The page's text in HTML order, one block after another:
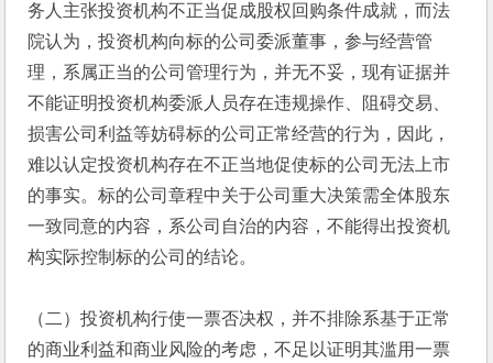
务人主张投资机构不正当促成股权回购条件成就，而法
院认为，投资机构向标的公司委派董事，参与经营管
理，系属正当的公司管理行为，并无不妥，现有证据并
不能证明投资机构委派人员存在违规操作、阻碍交易、
损害公司利益等妨碍标的公司正常经营的行为，因此，
难以认定投资机构存在不正当地促使标的公司无法上市
的事实。标的公司章程中关于公司重大决策需全体股东
一致同意的内容，系公司自治的内容，不能得出投资机
构实际控制标的公司的结论。
（二）投资机构行使一票否决权，并不排除系基于正常
的商业利益和商业风险的考虑，不足以证明其滥用一票